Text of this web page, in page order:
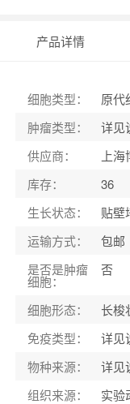
产品详情
细胞类型：
原代
肿瘤类型：
详见
供应商：
上
库存：
36
生长状态：
贴壁
运输方式：
包邮
是否是肿瘤
细胞：
否
细胞形态：
长梭
免疫类型：
详见
物种来源：
详见
组织来源：
实验